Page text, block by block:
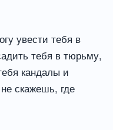
увести тебя в
тебя в тюрьму,
кандалы и
скажешь, где